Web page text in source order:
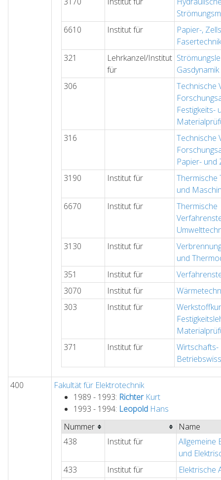
6610
Institut für
Papier-,
Fasertechnik
321
Lehrkanzel/Institut
für
Gasdynamik
306
Technische
Festigkeits-
316
Technische
Papier- und
3190
Institut für
Thermische
und
6670
Institut für
Thermische
3130
Institut für
und
351
Institut für
3070
Institut für
303
Institut für
371
Institut für
Wirtschafts-
400
Fakultät für Elektrotechnik
1989 - 1993: RichterKurt
1993 - 1994: Leopold Hans
Nummer
Name
438
Institut für
Allgemeine
und
433
Institut für
Elektrische